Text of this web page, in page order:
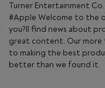
Turner Entertainment Co.
#Apple Welcome to the
you?ll find news about
great content. Our more
to making the best
better than we found it.